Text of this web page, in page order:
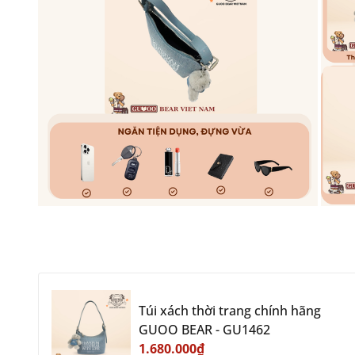
Túi xách thời trang chính hãng
GUOO BEAR - GU1462
1.680.000₫